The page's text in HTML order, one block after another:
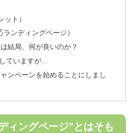
ト）
ンディングページ）
結局、何が良いのか？
ていますが…
ンペーンを始めることにしまし
ィングページ”とはそも